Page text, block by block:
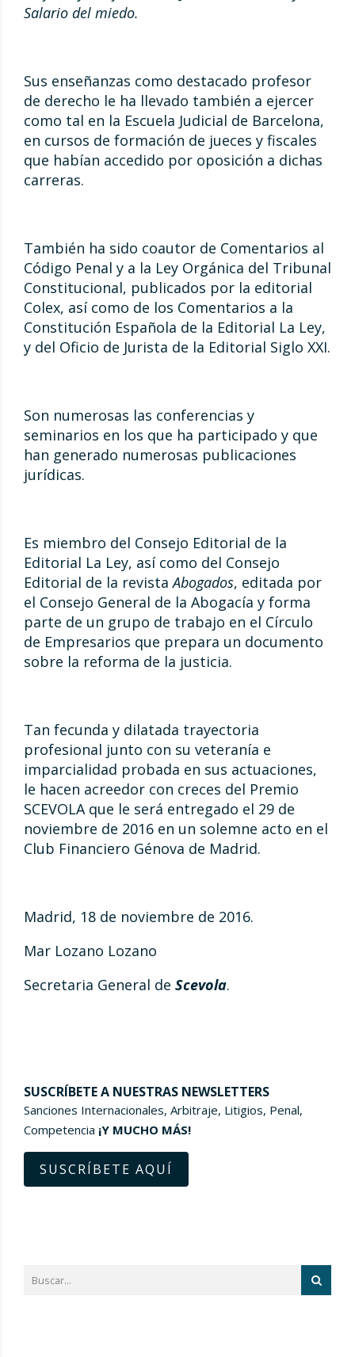
Salario del miedo.
Sus enseñanzas como destacado profesor
de derecho le ha llevado también a ejercer
como tal en la Escuela Judicial de Barcelona,
en cursos de formación de jueces y fiscales
que habían accedido por oposición a dichas
carreras.
También ha sido coautor de Comentarios al
Código Penal y a la Ley Orgánica del Tribunal
Constitucional, publicados por la editorial
Colex, así como de los Comentarios a la
Constitución Española de la Editorial La Ley,
y del Oficio de Jurista de la Editorial Siglo XXI.
Son numerosas las conferencias y
seminarios en los que ha participado y que
han generado numerosas publicaciones
jurídicas.
Es miembro del Consejo Editorial de la
Editorial La Ley, así como del Consejo
Editorial de la revistaAbogados, editada por
el Consejo General de la Abogacía y forma
parte de un grupo de trabajo en el Círculo
de Empresarios que prepara un documento
sobre la reforma de la justicia.
Tan fecunda y dilatada trayectoria
profesional junto con su veteranía e
imparcialidad probada en sus actuaciones,
le hacen acreedor con creces del Premio
SCEVOLA que le será entregado el 29 de
noviembre de 2016 en un solemne acto en el
Club Financiero Génova de Madrid.
Madrid, 18 de noviembre de 2016.
Mar Lozano Lozano
Secretaria General de Scevola.
SUSCRÍBETE A NUESTRAS NEWSLETTERS
Sanciones Internacionales, Arbitraje, Litigios, Penal,
Competencia ¡Y MUCHO MÁS!
SUSCRÍBETE AQUÍ